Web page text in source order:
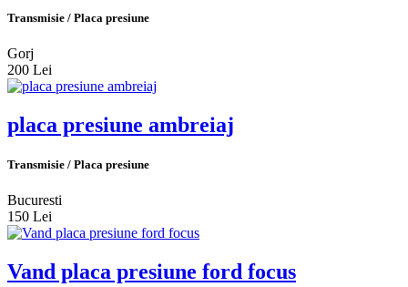
Transmisie / Placa presiune
Gorj
200 Lei
placa presiune ambreiaj
Transmisie / Placa presiune
Bucuresti
150 Lei
Vand placa presiune ford focus